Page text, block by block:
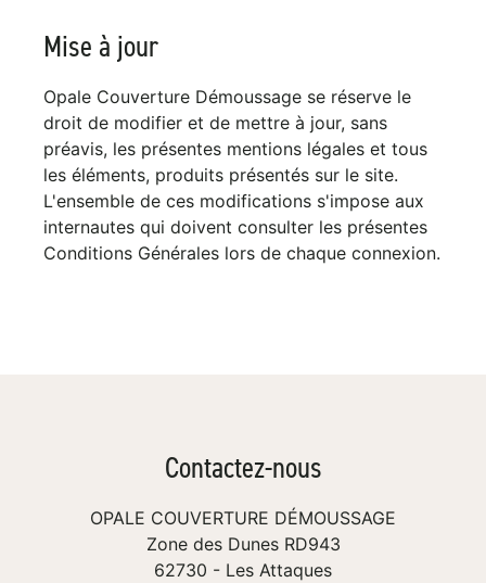
Mise à jour
Opale Couverture Démoussage se réserve le
droit de modifier et de mettre à jour, sans
préavis, les présentes mentions légales et tous
les éléments, produits présentés sur le site.
L'ensemble de ces modifications s'impose aux
internautes qui doivent consulter les présentes
Conditions Générales lors de chaque connexion.
Contactez-nous
OPALE COUVERTURE DÉMOUSSAGE
Zone des Dunes RD943
62730 - Les Attaques